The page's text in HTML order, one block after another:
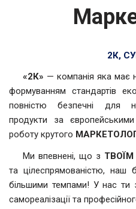
2К,
«2К» — компанія яка має
формуванням стандартів
повністю безпечні для
продукти за
роботу крутого
Ми впевнені, що з ТВОЇМ
та цілеспрямованістю,
більшими темпами! У нас ти
самореалізації та